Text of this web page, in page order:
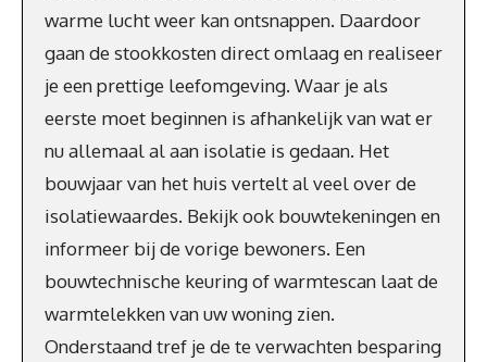
warme lucht weer kan ontsnappen. Daardoor
gaan de stookkosten direct omlaag en realiseer
je een prettige leefomgeving. Waar je als
eerste moet beginnen is afhankelijk van wat er
nu allemaal al aan isolatie is gedaan. Het
bouwjaar van het huis vertelt al veel over de
isolatiewaardes. Bekijk ook bouwtekeningen en
informeer bij de vorige bewoners. Een
bouwtechnische keuring of warmtescan laat de
warmtelekken van uw woning zien.
Onderstaand tref je de te verwachten besparing